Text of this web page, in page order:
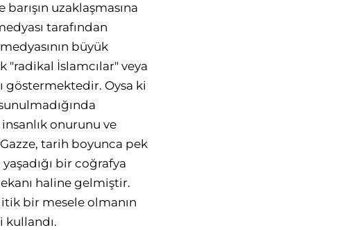
uzaklaşmasına
tarafından
büyük
"radikal İslamcılar" veya
göstermektedir. Oysa ki
onurunu ve
tarih boyunca pek
bir coğrafya
haline gelmiştir.
bir mesele olmanın
kullandı.